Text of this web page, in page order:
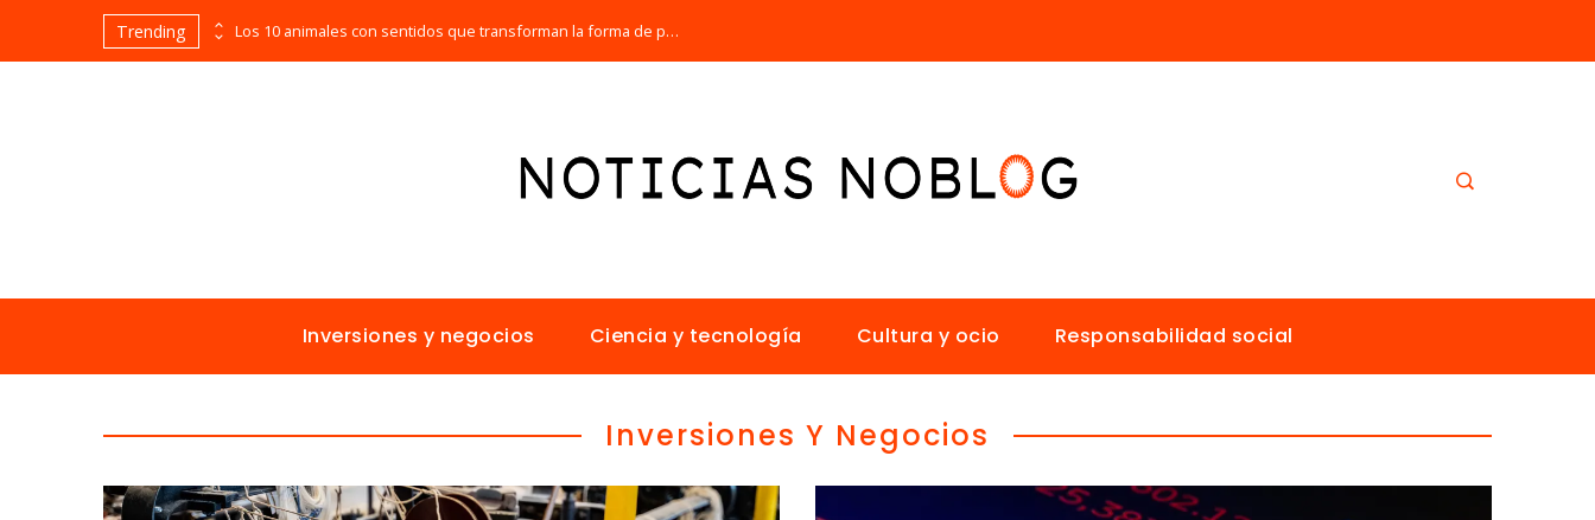
Trending Las empresas que alcanzaron los picos más altos en valor bursátil histórico Los 10 animales con sentidos que transforman la forma de percibir el mundo
Inversiones y negocios Ciencia y tecnología Cultura y ocio Responsabilidad social
Inversiones Y Negocios